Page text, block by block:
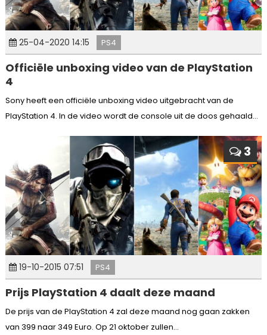
25-04-2020 14:15 PS4
Officiële unboxing video van de PlayStation
4
Sony heeft een officiële unboxing video uitgebracht van de
PlayStation 4. In de video wordt de console uit de doos gehaald...
3
19-10-2015 07:51 PS4
Prijs PlayStation 4 daalt deze maand
De prijs van de PlayStation 4 zal deze maand nog gaan zakken
van 399 naar 349 Euro. Op 21 oktober zullen...